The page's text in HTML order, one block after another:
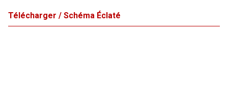
Télécharger / Schéma Éclaté